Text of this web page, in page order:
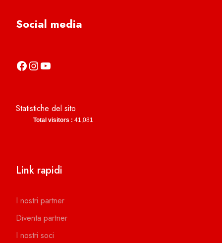
Social media
https://it-it.facebook.com/asdcamerinocalcio https://www.instagram.com/camerinocalcio/ https://www.youtube.com/channel/UCl4n2co-g2dZSKsLZ-lZy9g
Statistiche del sito
Total visitors : 41,081
Link rapidi
I nostri partner
Diventa partner
I nostri soci